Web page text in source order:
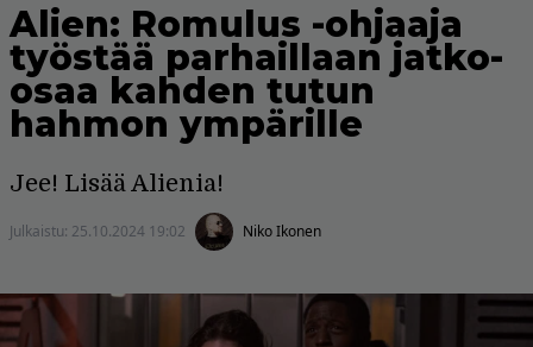
Alien: Romulus -ohjaaja
työstää parhaillaan jatko-
osaa kahden tutun
hahmon ympärille
Jee! Lisää Alienia!
Julkaistu: 25.10.2024 19:02 Niko Ikonen